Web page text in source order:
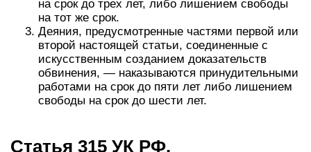
на срок до трех лет, либо лишением свободы
на тот же срок.
Деяния, предусмотренные частями первой или
второй настоящей статьи, соединенные с
искусственным созданием доказательств
обвинения, — наказываются принудительными
работами на срок до пяти лет либо лишением
свободы на срок до шести лет.
Статья 315 УК РФ.